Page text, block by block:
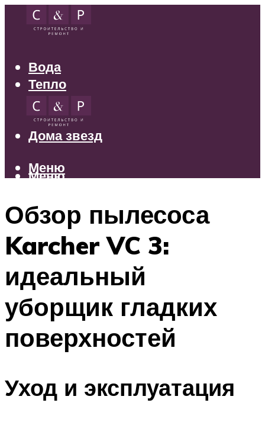
Вода
Тепло
Электрика
Свет
Дома звезд
Меню
Меню
Обзор пылесоса
Karcher VC 3:
идеальный
уборщик гладких
поверхностей
Уход и эксплуатация